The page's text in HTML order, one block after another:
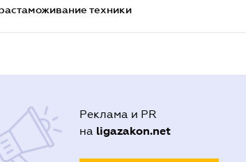
техники
Реклама и PR
на ligazakon.net